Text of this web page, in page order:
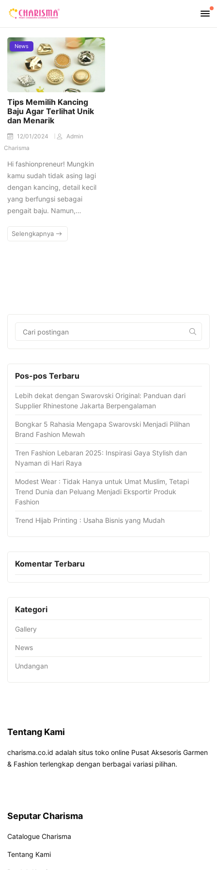
News
Tips Memilih Kancing
Baju Agar Terlihat Unik
dan Menarik
12/01/2024
Admin
Charisma
Hi fashionpreneur! Mungkin
kamu sudah tidak asing lagi
dengan kancing, detail kecil
yang berfungsi sebagai
pengait baju. Namun,…
Selengkapnya
Pos-pos Terbaru
Lebih dekat dengan Swarovski Original: Panduan dari
Supplier Rhinestone Jakarta Berpengalaman
Bongkar 5 Rahasia Mengapa Swarovski Menjadi Pilihan
Brand Fashion Mewah
Tren Fashion Lebaran 2025: Inspirasi Gaya Stylish dan
Nyaman di Hari Raya
Modest Wear : Tidak Hanya untuk Umat Muslim, Tetapi
Trend Dunia dan Peluang Menjadi Eksportir Produk
Fashion
Trend Hijab Printing : Usaha Bisnis yang Mudah
Komentar Terbaru
Kategori
Gallery
News
Undangan
Tentang Kami
charisma.co.id adalah situs toko online Pusat Aksesoris Garmen
& Fashion terlengkap dengan berbagai variasi pilihan.
Seputar Charisma
Catalogue Charisma
Tentang Kami